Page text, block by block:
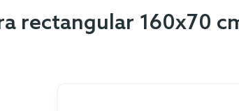
rectangular 160x70